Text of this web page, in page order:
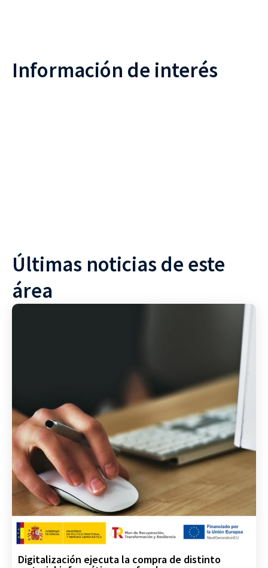
Información de interés
Últimas noticias de este
área
Digitalización ejecuta la compra de distinto